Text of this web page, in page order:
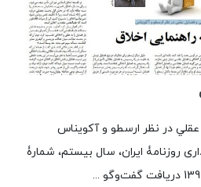
در نظر ارسطو و آكويناس
روزنامۀ ایران، سال بیستم، شمارۀ